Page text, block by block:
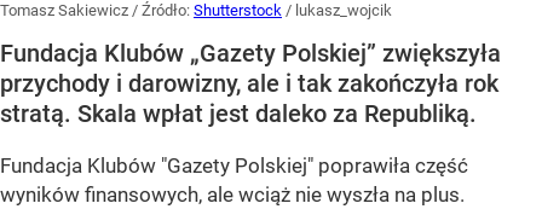
Tomasz Sakiewicz / Źródło: Shutterstock / lukasz_wojcik
Fundacja Klubów „Gazety Polskiej” zwiększyła
przychody i darowizny, ale i tak zakończyła rok
stratą. Skala wpłat jest daleko za Republiką.
Fundacja Klubów "Gazety Polskiej" poprawiła część
wyników finansowych, ale wciąż nie wyszła na plus.